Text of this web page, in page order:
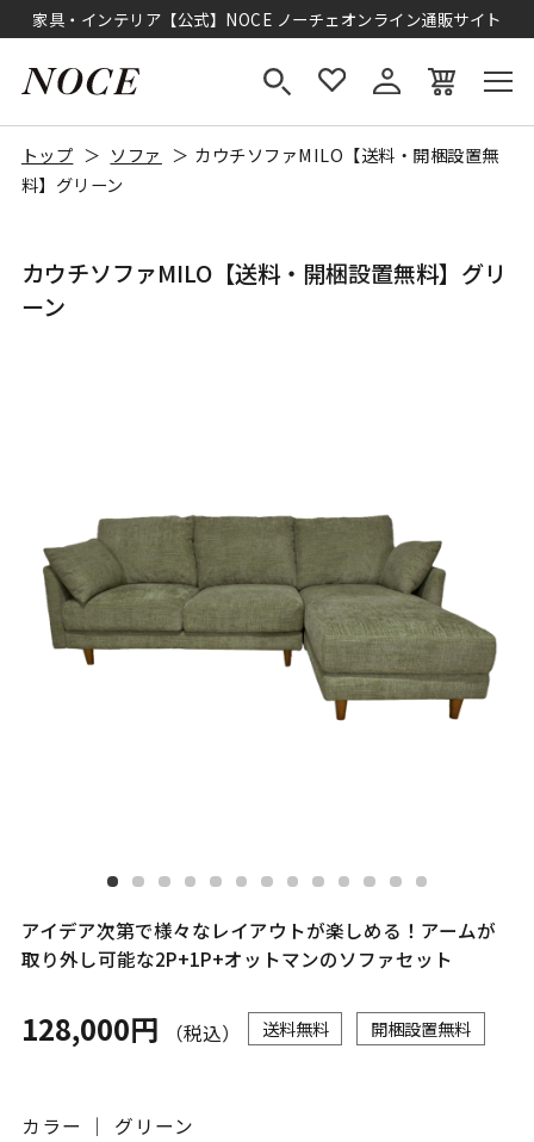
家具・インテリア【公式】NOCE ノーチェオンライン通販サイト
トップ ソファ
カウチソファMILO【送料・開梱設置無
料】グリーン
カウチソファMILO【送料・開梱設置無料】グリ
ーン
アイデア次第で様々なレイアウトが楽しめる！アームが
取り外し可能な2P+1P+オットマンのソファセット
128,000円 （税込） 送料無料 開梱設置無料
カラー ｜ グリーン